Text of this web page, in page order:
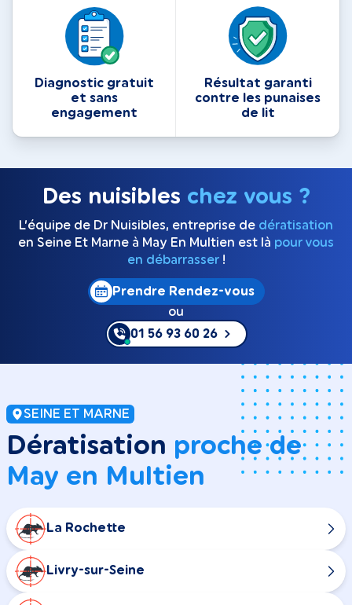
Diagnostic gratuit
et sans
engagement
Résultat garanti
contre les punaises
de lit
Des nuisibles chez vous ?
L’équipe de Dr Nuisibles, entreprise de dératisation
en Seine Et Marne à May En Multien est là pour vous
en débarrasser!
Prendre Rendez-vous
ou
01 56 93 60 26
SEINE ET MARNE
Dératisation proche de
May en Multien
La Rochette
Livry-sur-Seine